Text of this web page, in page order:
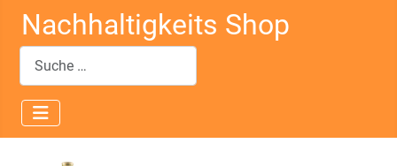
Nachhaltigkeits Shop
Suchen